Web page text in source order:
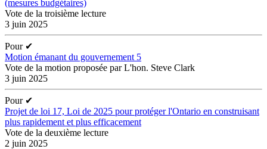
(mesures budgétaires)
Vote de la troisième lecture
3 juin 2025
Pour ✔
Motion émanant du gouvernement 5
Vote de la motion proposée par L'hon. Steve Clark
3 juin 2025
Pour ✔
Projet de loi 17, Loi de 2025 pour protéger l'Ontario en construisant
plus rapidement et plus efficacement
Vote de la deuxième lecture
2 juin 2025